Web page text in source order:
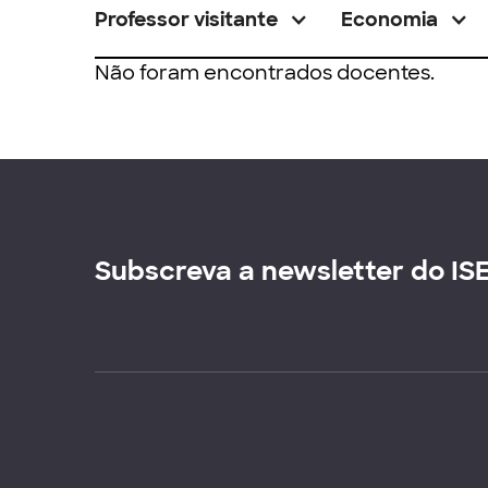
Professor visitante Economia
Não foram encontrados docentes.
Subscreva a newsletter do